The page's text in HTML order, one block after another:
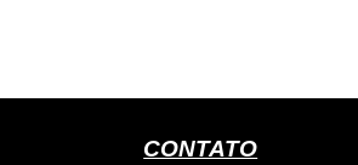
CONTATO